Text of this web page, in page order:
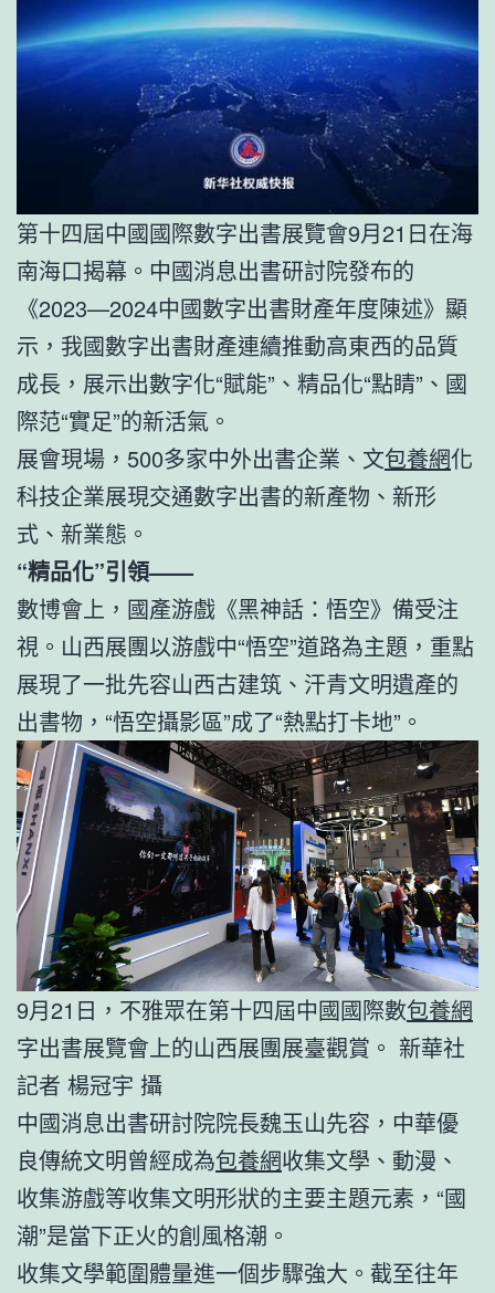
第十四屆中國國際數字出書展覽會9月21日在海
南海口揭幕。中國消息出書研討院發布的
《2023—2024中國數字出書財產年度陳述》顯
示，我國數字出書財產連續推動高東西的品質
成長，展示出數字化“賦能”、精品化“點睛”、國
際范“實足”的新活氣。
展會現場，500多家中外出書企業、文包養網化
科技企業展現交通數字出書的新產物、新形
式、新業態。
“精品化”引領——
數博會上，國產游戲《黑神話：悟空》備受注
視。山西展團以游戲中“悟空”道路為主題，重點
展現了一批先容山西古建筑、汗青文明遺產的
出書物，“悟空攝影區”成了“熱點打卡地”。
9月21日，不雅眾在第十四屆中國國際數包養網
字出書展覽會上的山西展團展臺觀賞。 新華社
記者 楊冠宇 攝
中國消息出書研討院院長魏玉山先容，中華優
良傳統文明曾經成為包養網收集文學、動漫、
收集游戲等收集文明形狀的主要主題元素，“國
潮”是當下正火的創風格潮。
收集文學範圍體量進一個步驟強大。截至往年